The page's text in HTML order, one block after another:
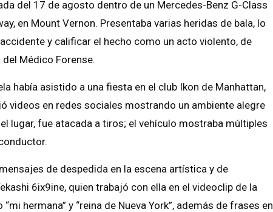
del 17 de agosto dentro de un Mercedes-Benz G-Class
en Mount Vernon. Presentaba varias heridas de bala, lo
y calificar el hecho como un acto violento, de
Médico Forense.
había asistido a una fiesta en el club Ikon de Manhattan,
videos en redes sociales mostrando un ambiente alegre
lugar, fue atacada a tiros; el vehículo mostraba múltiples
de despedida en la escena artística y de
6ix9ine, quien trabajó con ella en el videoclip de la
hermana” y “reina de Nueva York”, además de frases en